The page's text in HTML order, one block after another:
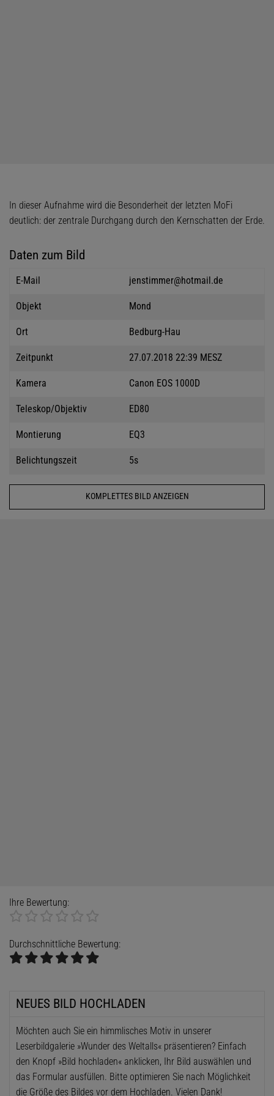
In dieser Aufnahme wird die Besonderheit der letzten MoFi
deutlich: der zentrale Durchgang durch den Kernschatten der Erde.
Daten zum Bild
E-Mail jenstimmer@hotmail.de
Objekt Mond
Ort Bedburg-Hau
Zeitpunkt 27.07.2018 22:39 MESZ
Kamera Canon EOS 1000D
Teleskop/Objektiv ED80
Montierung EQ3
Belichtungszeit 5s
KOMPLETTES BILD ANZEIGEN
Ihre Bewertung:
Durchschnittliche Bewertung:
NEUES BILD HOCHLADEN
Möchten auch Sie ein himmlisches Motiv in unserer
Leserbildgalerie »Wunder des Weltalls« präsentieren? Einfach
den Knopf »Bild hochladen« anklicken, Ihr Bild auswählen und
das Formular ausfüllen. Bitte optimieren Sie nach Möglichkeit
die Größe des Bildes vor dem Hochladen. Vielen Dank!